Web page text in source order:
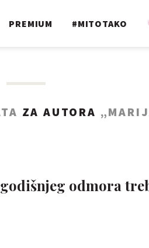
PREMIUM #MITOTAKO
ZA AUTORA
odmora